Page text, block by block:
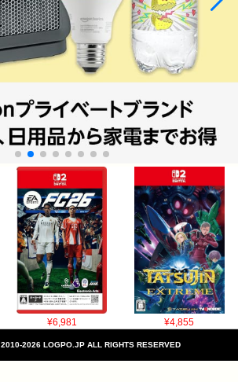
¥6,981 ¥4,855
2026 LOGPO.JP ALL RIGHTS RESERVED